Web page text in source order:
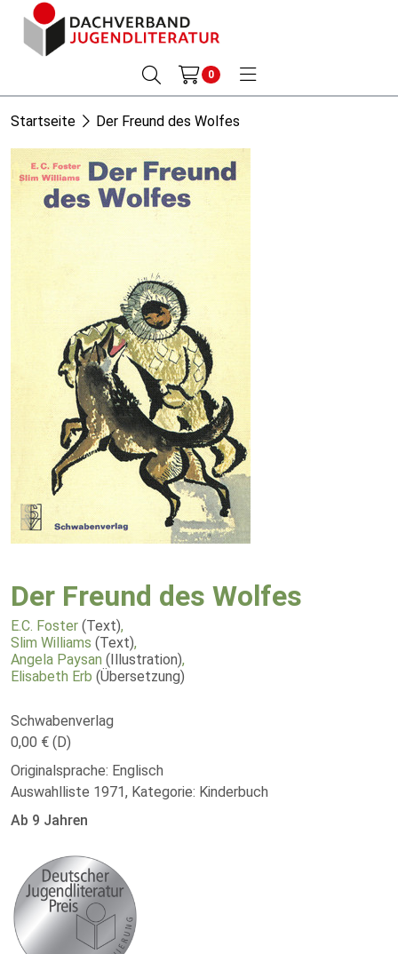
0
Startseite Der Freund des Wolfes
Der Freund des Wolfes
E.C. Foster (Text),
Slim Williams (Text),
Angela Paysan (Illustration),
Elisabeth Erb (Übersetzung)
Schwabenverlag
0,00 € (D)
Originalsprache: Englisch
Auswahlliste 1971, Kategorie: Kinderbuch
Ab 9 Jahren